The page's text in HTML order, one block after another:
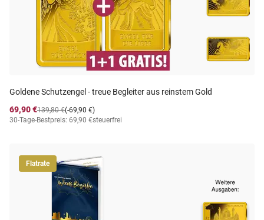
Goldene Schutzengel - treue Begleiter aus reinstem Gold
69,90 €
(-69,90 €)
139,80 €
30-Tage-Bestpreis: 69,90 €steuerfrei
Flatrate